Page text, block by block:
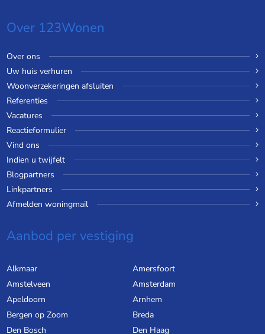
Over 123Wonen
Over ons
Uw huis verhuren
Woonverzekeringen afsluiten
Referenties
Vacatures
Reactieformulier
Vind ons
Indien u twijfelt
Blogpartners
Linkpartners
Afmelden woningmail
Aanbod per vestiging
Alkmaar
Amersfoort
Amstelveen
Amsterdam
Apeldoorn
Arnhem
Bergen op Zoom
Breda
Den Bosch
Den Haag